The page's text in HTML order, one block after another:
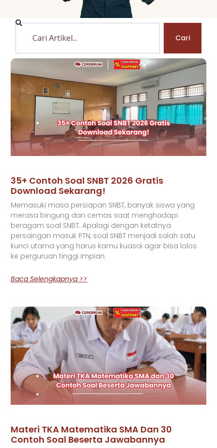
Cari
35+ Contoh Soal SNBT 2026 Gratis
Download Sekarang!
Memasuki masa persiapan SNBT, banyak siswa yang
merasa bingung dan cemas saat menghadapi
beragam soal SNBT. Apalagi dengan ketatnya
persaingan masuk PTN, soal SNBT menjadi salah satu
kunci utama yang harus kamu kuasai agar bisa lolos
ke perguruan tinggi impian.
Baca Selengkapnya >>
Materi TKA Matematika SMA Dan 30
Contoh Soal Beserta Jawabannya